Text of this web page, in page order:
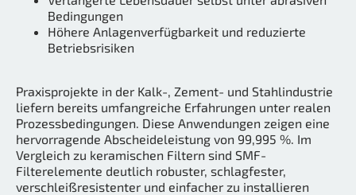
Bedingungen
Höhere Anlagenverfügbarkeit und reduzierte
Betriebsrisiken
Praxisprojekte in der Kalk-, Zement- und Stahlindustrie
liefern bereits umfangreiche Erfahrungen unter realen
Prozessbedingungen. Diese Anwendungen zeigen eine
hervorragende Abscheideleistung von 99,995 %. Im
Vergleich zu keramischen Filtern sind SMF-
Filterelemente deutlich robuster, schlagfester,
verschleißresistenter und einfacher zu installieren